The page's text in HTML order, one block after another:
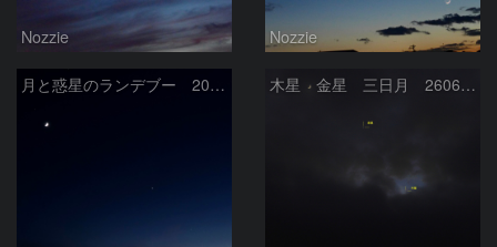
Nozzie Nozzie
月と惑星のランデブー 2026/06/19 木星 金星 三日月 260618